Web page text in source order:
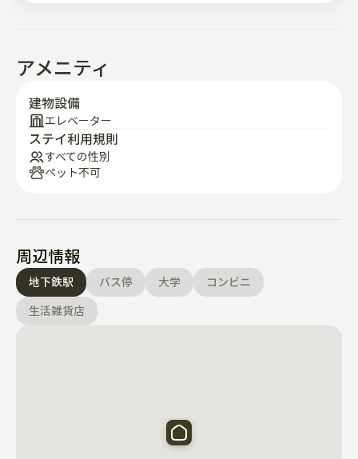
アメニティ
建物設備
エレベーター
ステイ利用規則
すべての性別
ペット不可
周辺情報
地下鉄駅 バス停 大学
コンビニ
生活雑貨店